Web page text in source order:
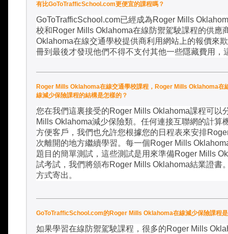
有比GoToTrafficSchool.com更便宜的課程嗎？
GoToTrafficSchool.com已經成為Roger Mills
校和Roger Mills Oklahoma在線防禦駕駛課程的供應
Oklahoma在線交通學校提供商利用網站上的報價來
冊到最後才發現他們不得不支付其他一些隱藏費用
Roger Mills Oklahoma在線交通學校課程，Roger Mills Oklahoma
線減少保險課程的結構是怎樣的？
您在我們這裏接受的Roger Mills Oklahoma課程可以
Mills Oklahoma減少保險類。任何連接互聯網的計算
方便客戶，我們也允許您根據您的日程表來安排
次離開的地方繼續學習。每一個Roger Mills
題目的簡單測試，這些測試是用來準備Roger Mills
試考試，我們將頒布Roger Mills Oklahoma結業證書
方式寄出。
GoToTrafficSchool.com的Roger Mills Oklahoma在線減少保險課程
如果學習在線防禦駕駛課程，很多的Roger Mills